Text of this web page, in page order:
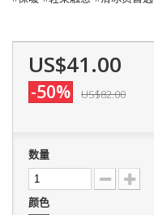
US$41.00
-50% US$82.00
数量
颜色